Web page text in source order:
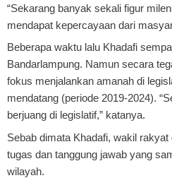
“Sekarang banyak sekali figur
mendapat kepercayaan dari
Beberapa waktu lalu Khadafi
Bandarlampung. Namun secara
fokus menjalankan amanah di
mendatang (periode 2019-2024).
berjuang di legislatif,” katanya.
Sebab dimata Khadafi, wakil
tugas dan tanggung jawab yang
wilayah.